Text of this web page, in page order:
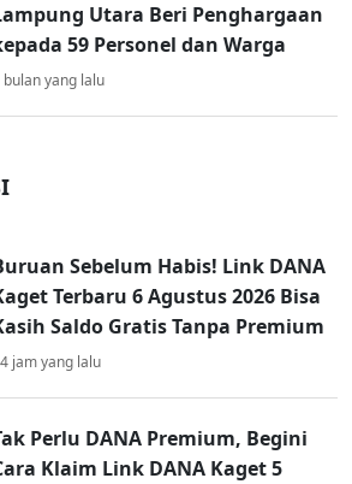
Utara Beri Penghargaan
59 Personel dan Warga
bulan yang lalu
Sebelum Habis! Link DANA
Terbaru 6 Agustus 2026 Bisa
Saldo Gratis Tanpa Premium
jam yang lalu
Perlu DANA Premium, Begini
Klaim Link DANA Kaget 5